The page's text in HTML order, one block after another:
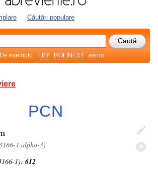
Căutări populare
De exemplu: LBY ROLINEST aeron.
PCN
1 alpha-3)
1): 612